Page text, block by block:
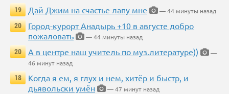
19
Дай Джим на счастье лапу мне
— 44 минуты назад
20
Город-курорт Анадырь +10 в августе добро
пожаловать
— 44 минуты назад
20
А в центре наш учитель по муз.литературе))
—
46 минут назад
18
Когда я ем, я глух и нем, хитёр и быстр, и
дьявольски умён
— 47 минут назад